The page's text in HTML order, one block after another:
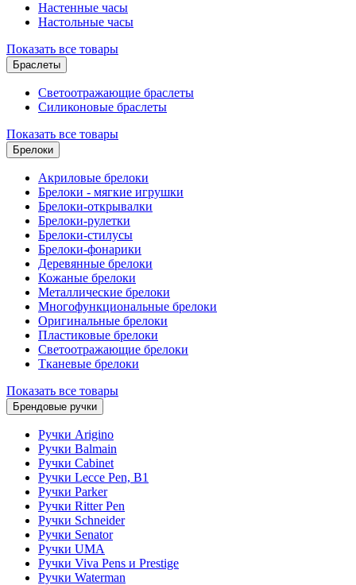
Настенные часы
Настольные часы
Показать все товары
Браслеты
Светоотражающие браслеты
Силиконовые браслеты
Показать все товары
Брелоки
Акриловые брелоки
Брелоки - мягкие игрушки
Брелоки-открывалки
Брелоки-рулетки
Брелоки-стилусы
Брелоки-фонарики
Деревянные брелоки
Кожаные брелоки
Металлические брелоки
Многофункциональные брелоки
Оригинальные брелоки
Пластиковые брелоки
Светоотражающие брелоки
Тканевые брелоки
Показать все товары
Брендовые ручки
Ручки Arigino
Ручки Balmain
Ручки Cabinet
Ручки Lecce Pen, B1
Ручки Parker
Ручки Ritter Pen
Ручки Schneider
Ручки Senator
Ручки UMA
Ручки Viva Pens и Prestige
Ручки Waterman